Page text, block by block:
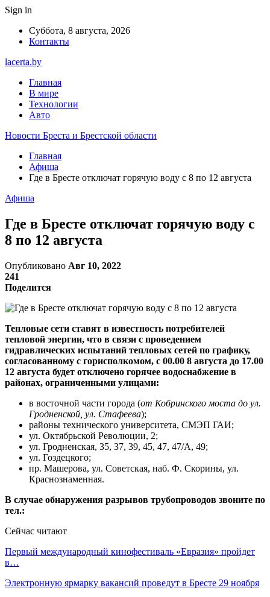
Sign in
Суббота, 8 августа, 2026
Контакты
lacerta.by
Главная
В мире
Технологии
Авто
Новости Бреста и Брестской области
Главная
Афиша
Где в Бресте отключат горячую воду с 8 по 12 августа
Афиша
Где в Бресте отключат горячую воду с
8 по 12 августа
Опубликовано Авг 10, 2022
241
Поделится
Тепловые сети ставят в известность потребителей
тепловой энергии, что в связи с проведением
гидравлических испытаний тепловых сетей по графику,
согласованному с горисполкомом, с 00.00 8 августа до 17.00
12 августа будет отключено горячее водоснабжение в
районах, ограниченными улицами:
в восточной части города (от Кобринского моста до ул.
Гродненской, ул. Стафеева);
районы технического университета, СМЭП ГАИ;
ул. Октябрьской Революции, 2;
ул. Гродненская, 35, 37, 39, 45, 47, 47/А, 49;
ул. Гоздецкого;
пр. Машерова, ул. Советская, наб. Ф. Скорины, ул.
Краснознаменная.
В случае обнаружения разрывов трубопроводов звоните по
тел.:
Сейчас читают
Первый международный кинофестиваль «Евразия» пройдет
в…
Электронную ярмарку вакансий проведут в Бресте 29 ноября